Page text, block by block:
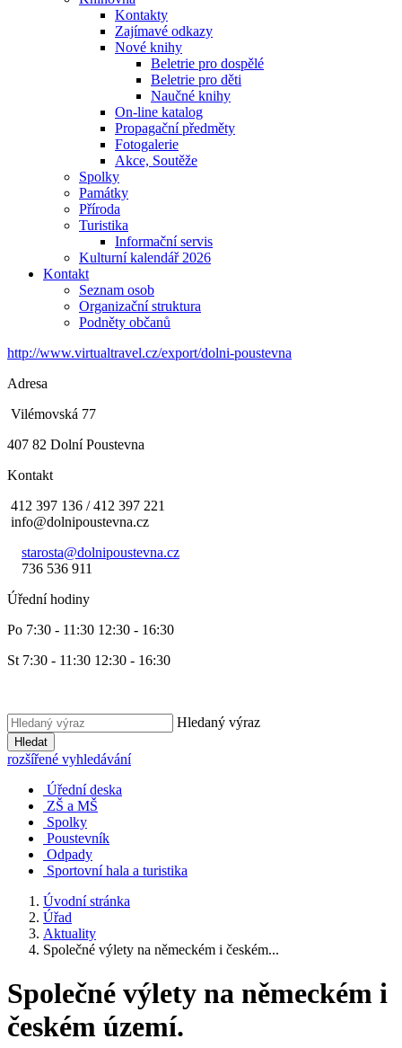
Kontakty
Zajímavé odkazy
Nové knihy
Beletrie pro dospělé
Beletrie pro děti
Naučné knihy
On-line katalog
Propagační předměty
Fotogalerie
Akce, Soutěže
Spolky
Památky
Příroda
Turistika
Informační servis
Kulturní kalendář 2026
Kontakt
Seznam osob
Organizační struktura
Podněty občanů
http://www.virtualtravel.cz/export/dolni-poustevna
Adresa
Vilémovská 77
407 82 Dolní Poustevna
Kontakt
412 397 136 / 412 397 221
info@dolnipoustevna.cz
starosta@dolnipoustevna.cz
736 536 911
Úřední hodiny
Po 7:30 - 11:30 12:30 - 16:30
St 7:30 - 11:30 12:30 - 16:30
Hledaný výraz
Hledat
rozšířené vyhledávání
Úřední deska
ZŠ a MŠ
Spolky
Poustevník
Odpady
Sportovní hala a turistika
Úvodní stránka
Úřad
Aktuality
Společné výlety na německém i českém...
Společné výlety na německém i
českém území.